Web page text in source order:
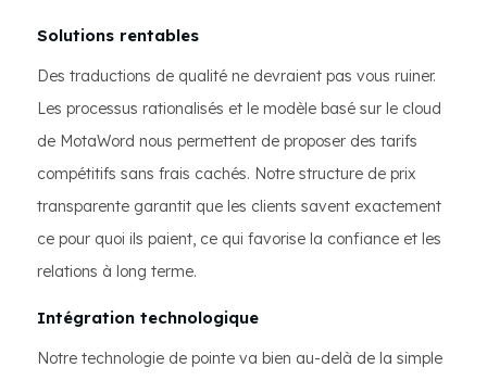
Solutions rentables
Des traductions de qualité ne devraient pas vous ruiner.
Les processus rationalisés et le modèle basé sur le cloud
de MotaWord nous permettent de proposer des tarifs
compétitifs sans frais cachés. Notre structure de prix
transparente garantit que les clients savent exactement
ce pour quoi ils paient, ce qui favorise la confiance et les
relations à long terme.
Intégration technologique
Notre technologie de pointe va bien au-delà de la simple